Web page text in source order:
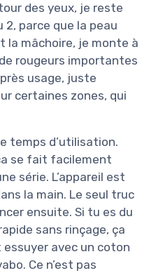
des yeux, je reste
parce que la peau
la mâchoire, je monte à
rougeurs importantes
usage, juste
certaines zones, qui
temps d’utilisation.
se fait facilement
série. L’appareil est
la main. Le seul truc
ensuite. Si tu es du
sans rinçage, ça
avec un coton
Ce n’est pas